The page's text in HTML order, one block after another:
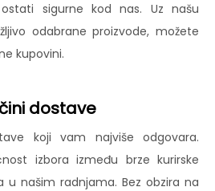
sigurne kod nas. Uz našu
odabrane proizvode, možete
kupovini.
dostave
koji vam najviše odgovara.
izbora između brze kurirske
u našim radnjama. Bez obzira na